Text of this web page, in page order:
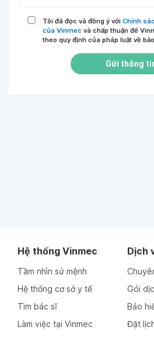
Tôi đã đọc và đồng ý với Chính
của Vinmec và chấp thuận để
theo quy định của pháp luật về bảo
Gửi thông
Hệ thống Vinmec
Tầm nhìn sứ mệnh
Hệ thống cơ sở y tế
Tìm bác sĩ
Làm việc tại Vinmec
Dịch
Gói
Bảo
Đặt